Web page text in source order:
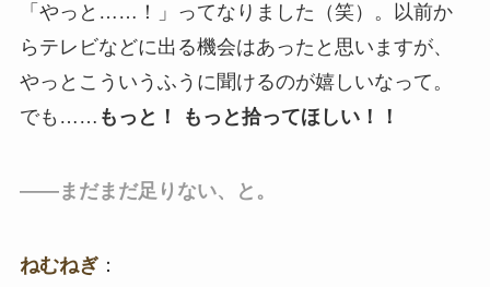
「やっと……！」ってなりました（笑）。以前か
らテレビなどに出る機会はあったと思いますが、
やっとこういうふうに聞けるのが嬉しいなって。
でも…… もっと！ もっと拾ってほしい！！
――まだまだ足りない、と。
ねむねぎ：